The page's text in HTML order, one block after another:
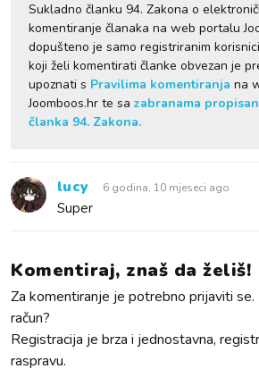
Sukladno članku 94. Zakona o
komentiranje članaka na web portalu
dopušteno je samo registriranim
koji želi komentirati članke obvezan je
upoznati s Pravilima komentiranja na
Joomboos.hr te sa zabranama
članka 94. Zakona.
lucy 6 godina, 10 mjeseci ago
Super
Komentiraj, znaš da želiš!
Za komentiranje je potrebno prijaviti se.
račun?
Registracija je brza i jednostavna,
raspravu.